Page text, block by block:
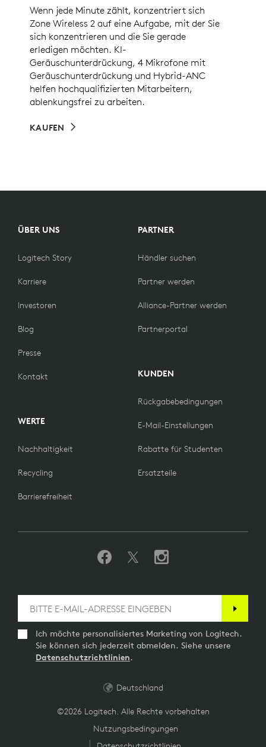
Wenn jede Minute zählt, konzentriert sich
Zone Wireless 2 auf eine Aufgabe, mit der Sie
sich konzentrieren und die Sie gerade
erledigen möchten. KI-
Geräuschunterdrückung, 4 Mikrofone mit
Geräuschunterdrückung und Hybrid-ANC
helfen hochqualifizierten Mitarbeitern,
ablenkungsfrei zu arbeiten.
KAUFEN
ÜBER UNS
Logitech Story
Karriere
Investoren
Blog
Presse
Kontakt
WERTE
Nachhaltigkeit
Recycling
Barrierefreiheit
PARTNER
Händler suchen
Partner werden
Alliance-Partner werden
Partnerportal
KUNDEN
Rückgabebedingungen
E-Mail-Einstellungen
Rabatte für Studenten
Ersatzteile
Ich möchte personalisiertes Marketing von Logitech.
Sie können sich jederzeit abmelden. Siehe unsere
Datenschutzrichtlinien.
©2026 Logitech. Alle Rechte vorbehalten
Nutzungsbedingungen
Deutschland